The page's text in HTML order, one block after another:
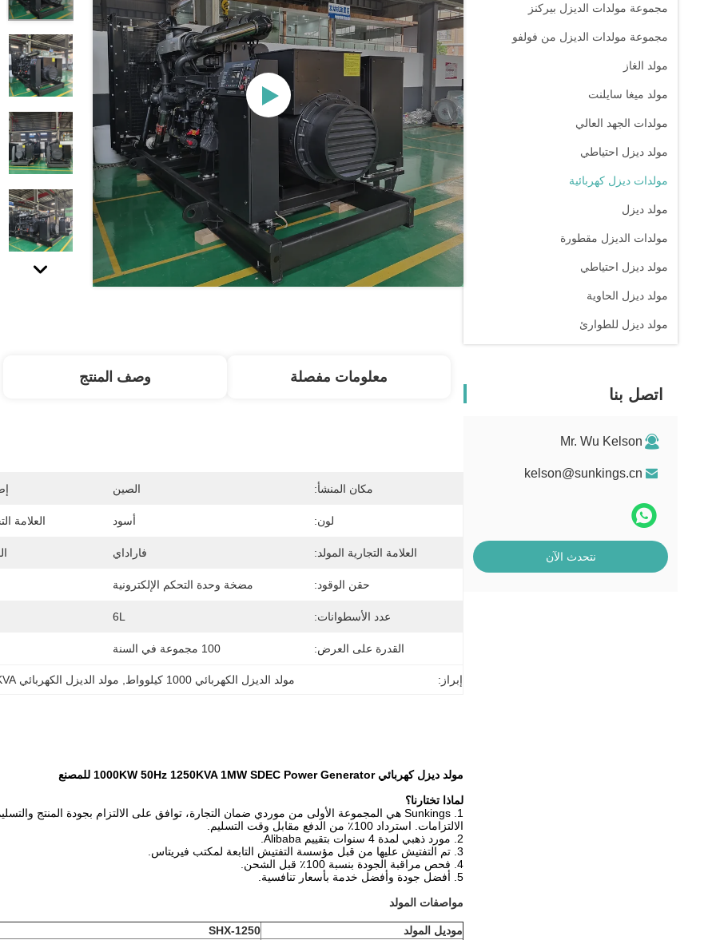
مجموعة مولدات الديزل بيركنز
مجموعة مولدات الديزل من فولفو
مولد الغاز
مولد ميغا سايلنت
مولدات الجهد العالي
مولد ديزل احتياطي
مولدات ديزل كهربائية
مولد ديزل
مولدات الديزل مقطورة
مولد ديزل احتياطي
مولد ديزل الحاوية
مولد ديزل للطوارئ
اتصل بنا
Mr. Wu Kelson
kelson@sunkings.cn
نتحدث الآن
معلومات مفصلة وصف المنتج
مكان المنشأ: الصين
لون: أسود العلامة
العلامة التجارية المولد: فاراداي
حقن الوقود: مضخة وحدة التحكم الإلكترونية
عدد الأسطوانات: 6L
القدرة على العرض: 100 مجموعة في السنة
إبراز: مولد الديزل الكهربائي 1000 كيلوواط مولد الديزل الكهربائي 1250KVA
مولد ديزل كهربائي 1000KW 50Hz 1250KVA 1MW SDEC Power Generator للمصنع
لماذا تختارنا؟
1. Sunkings هي المجموعة الأولى من موردي ضمان التجارة، توافق على الالتزام بجودة المنتج والتسليم
الالتزامات. استرداد 100٪ من الدفع مقابل وقت التسليم.
2. مورد ذهبي لمدة 4 سنوات بتقييم Alibaba.
3. تم التفتيش عليها من قبل مؤسسة التفتيش التابعة لمكتب فيريتاس.
4. فحص مراقبة الجودة بنسبة 100٪ قبل الشحن.
5. أفضل جودة وأفضل خدمة بأسعار تنافسية.
مواصفات المولد
موديل المولد
SHX-1250